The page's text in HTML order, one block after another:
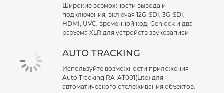
Широкие возможности вывода и
подключения, включая 12G-SDI, 3G-SDI,
HDMI, UVC, временной код, Genlock и два
разъема XLR для устройств звукозаписи
AUTO TRACKING
Используйте возможности приложения
Auto Tracking RA-AT001(Lite) для
автоматического отслеживания объектов.